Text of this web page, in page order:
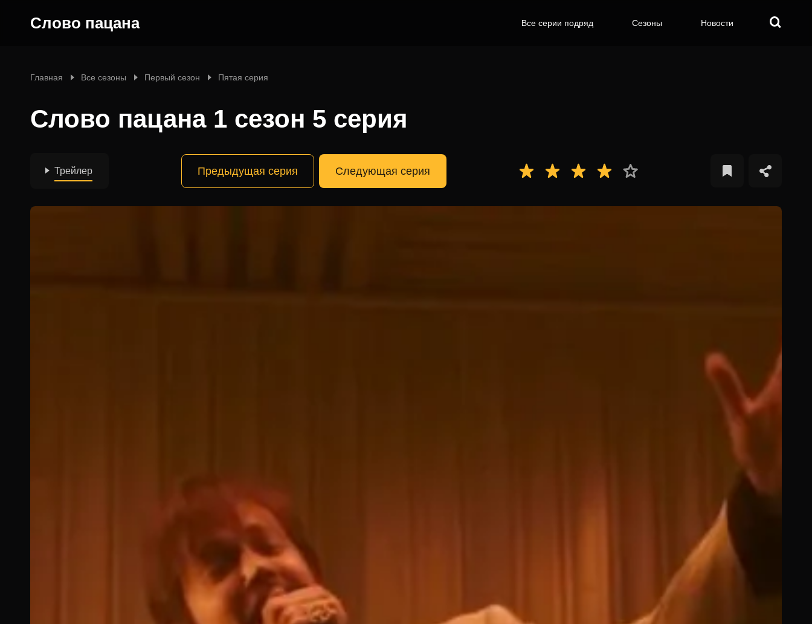
Слово пацана Все серии подряд Сезоны Новости
Главная Все сезоны Первый сезон Пятая серия
Слово пацана 1 сезон 5 серия
Трейлер Предыдущая серия Следующая серия